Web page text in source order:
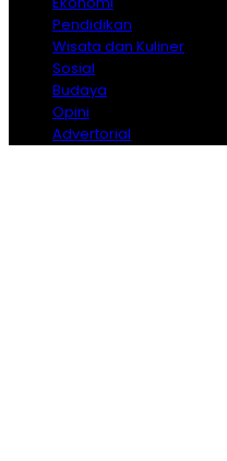
Pendidikan
Wisata dan Kuliner
Sosial
Budaya
Opini
Advertorial